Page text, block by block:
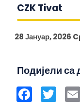
CZK Tivat
28 Јануар, 2026
Подијели са
Facebook
Twitter